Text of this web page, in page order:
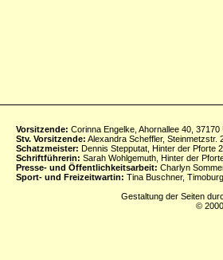
Vorsitzende: Corinna Engelke, Ahornallee 40,
Stv. Vorsitzende: Alexandra Scheffler, Steinmetzstr.
Schatzmeister: Dennis Stepputat, Hinter der Pforte
Schriftführerin: Sarah Wohlgemuth, Hinter der
Presse- und Öffentlichkeitsarbeit: Charlyn
Sport- und Freizeitwartin: Tina Buschner,
Gestaltung der Seiten
©